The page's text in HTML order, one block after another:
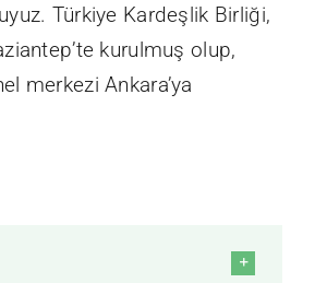
Türkiye Kardeşlik Birliği,
kurulmuş olup,
merkezi Ankara’ya